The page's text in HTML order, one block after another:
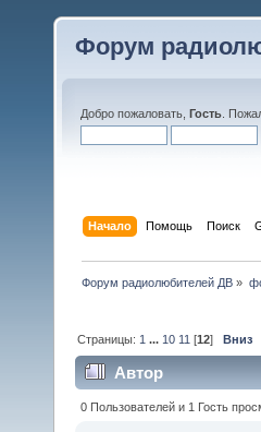
Форум
Добро пожаловать, Гость .
Начало Помощь Поиск
Форум радиолюбителей ДВ »
Страницы: 1 ... 10 11 [12]Вниз
Автор
0 Пользователей и 1 Гость